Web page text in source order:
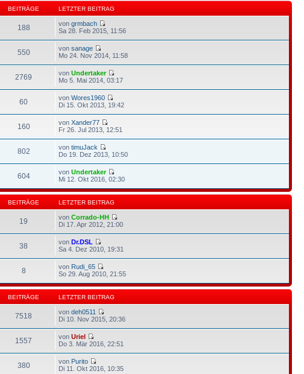
BEITRÄGE LETZTER BEITRAG
188 vongrmbach
Sa 28. Feb 2015, 11:56
550 vonsanage
Mo 24. Nov 2014, 11:58
2769 vonUndertaker
Mo 5. Mai 2014, 03:17
60 vonWores1960
Di 15. Okt 2013, 19:42
160 vonXander77
Fr 26. Jul 2013, 12:51
802 vontimuJack
Do 19. Dez 2013, 10:50
604 vonUndertaker
Mi 12. Okt 2016, 02:30
BEITRÄGE LETZTER BEITRAG
19 vonCorrado-HH
Di 17. Apr 2012, 21:00
38 vonDr.DSL
Sa 4. Dez 2010, 19:31
8 von Rudi_65
So 29. Aug 2010, 21:55
BEITRÄGE LETZTER BEITRAG
7518 vondeh0511
Di 10. Nov 2015, 20:36
1557 vonUriel
Do 3. Mär 2016, 22:51
380 von Purito
Di 11. Okt 2016, 10:35